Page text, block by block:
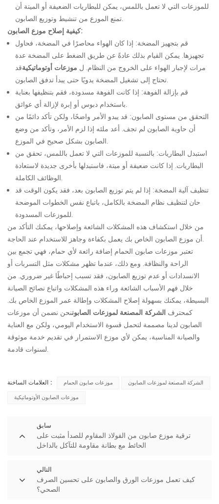
للموزعات التي لا تعمل باللمس، يمكن للبطاريات الضعيفة أو الميتة أن
تمنع الموزع من تنشيط وتوزيع الصابون.
كيفية إصلاح موزع الصابون:
قم بتجهيز المضخة: إذا كان الهواء محاصرًا في المضخة، فحاول
تجهيزها. يمكن القيام بذلك عادةً عن طريق الضغط على المضخة عدة
مرات لإجبار الهواء على الخروج من النظام. ل موزعات أوتوماتيكيةقد
تحتاج إلى تشغيل المضخة يدويًا حتى يبدأ تدفق الصابون.
قم بإزالة الفوهة: إذا كانت الفوهة مسدودة، فقم بتنظيفها بعناية
باستخدام دبوس أو إبرة لإزالة أي عوائق.
التحقق من مستوى الصابون: قد يبدو الأمر واضحًا، ولكن تأكد دائمًا من
أن حاوية الصابون لم تجف. أعد ملئه إذا لزم الأمر، وتأكد من وضع
الصابون بشكل صحيح في الموزع.
استبدل البطاريات: بالنسبة للموزعات التي لا تعمل باللمس، تحقق من
البطاريات. إذا كانت ضعيفة أو ميتة، فاستبدلها بأخرى جديدة لاستعادة
الوظائف الكاملة.
تنظيف آلية المضخة: إذا لم يتم توزيع الصابون بعد، فقد يكون الوقت قد
حان لتنظيف نظام المضخة بالكامل، باتباع نفس الخطوات الموضحة
للموزعات المسدودة.
من خلال استكشاف هذه المشكلات الشائعة وإصلاحها، يمكنك التأكد من
أن موزع الصابون الخاص بك يعمل بكفاءة وجاهز للاستخدام عند الحاجة.
تعتبر موزعات صابون الحمام إضافة رائعة لأي حمام، فهي تجمع بين
الراحة والنظافة. ومع ذلك، عندما تظهر مشكلات مثل التسربات أو
الانسدادات أو عدم توزيع الصابون، فقد تسبب إحباطًا غير ضروري. من
خلال فهم الأسباب الشائعة وراء هذه المشكلات واتباع نصائح الصيانة
البسيطة، يمكنك بسهولة إصلاح المشكلات وإطالة عمر الموزع الخاص بك.
كمحترف الشركة المصنعة لموزعات الصابوننحن نضمن أن موزعات
الصابون لدينا مصممة لتحمل قسوة الاستخدام اليومي، ولكن مع العناية
والصيانة المناسبة، يمكن لأي موزع الاستمرار في تقديم خدمة موثوقة
لسنوات قادمة.
العلامات الساخنة : موزعات صابون الحمام
الشركة المصنعة لموزعات الصابون
موزعات الصابون الأوتوماتيكية
سابق
ترقية موزع صابون من الفولاذ المقاوم للصدأ مثبت على
الحائط مع بطانة مقاومة للتآكل بالداخل
التالي
كيف تعمل موزعات الورق والصابون على تحسين الصرف
الصحي؟